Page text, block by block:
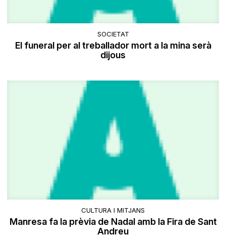
SOCIETAT
El funeral per al treballador mort a la mina serà
dijous
CULTURA I MITJANS
Manresa fa la prèvia de Nadal amb la Fira de Sant
Andreu